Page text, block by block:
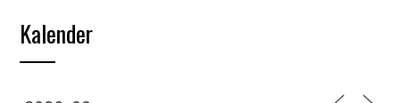
Kalender